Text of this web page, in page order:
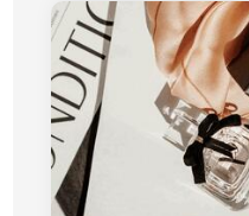
Die Entwicklung